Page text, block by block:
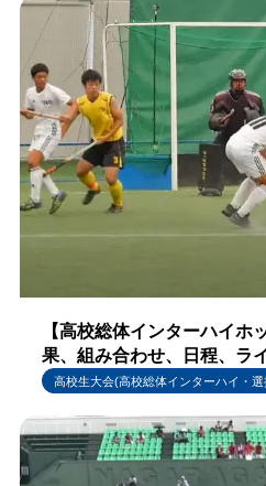
【高校総体インターハイホ
果、組み合わせ、日程、ラ
高校生大会(高校総体インターハイ・選